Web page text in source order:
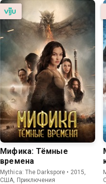
Мифика: Тёмные
времена
Mythica: The Darkspore • 2015,
США, Приключения